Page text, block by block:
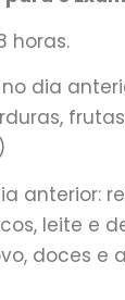
horas.
dia
anterior:
leite e
doces e